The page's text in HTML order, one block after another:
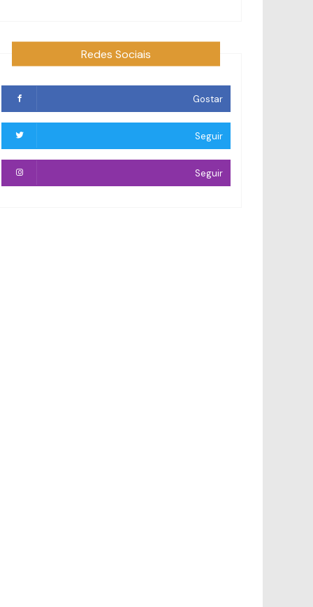
Redes Sociais
Gostar
Seguir
Seguir